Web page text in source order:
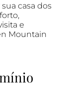
casa dos
e
Mountain